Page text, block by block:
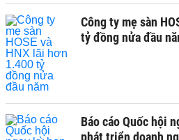
Công ty mẹ sàn
tỷ đồng nửa đầu
Báo cáo Quốc hội
phát triển doanh